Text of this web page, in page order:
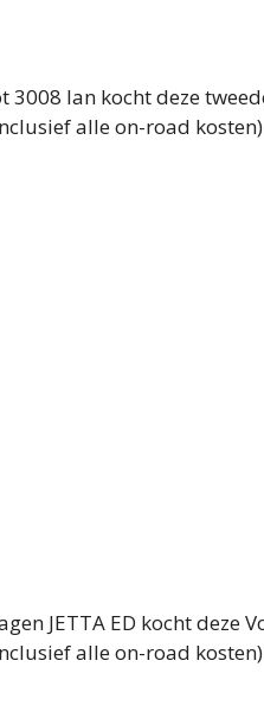
3008 Ian kocht deze
alle on-road
JETTA ED kocht deze
alle on-road kosten)